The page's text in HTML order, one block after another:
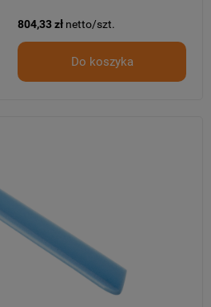
804,33 zł netto/szt.
Do koszyka